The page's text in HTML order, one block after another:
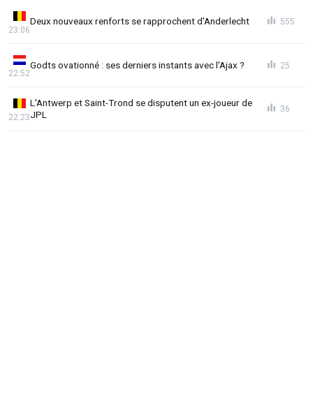
Deux nouveaux renforts se rapprochent d'Anderlecht
23:06
555
Godts ovationné : ses derniers instants avec l'Ajax ?
22:52
25
L'Antwerp et Saint-Trond se disputent un ex-joueur de
JPL
22:23
36